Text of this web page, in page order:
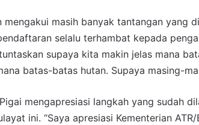
mengakui masih banyak tantangan yang
selalu terhambat kepada
supaya kita makin jelas mana
batas-batas hutan. Supaya masing-
mengapresiasi langkah yang sudah
ini. “Saya apresiasi Kementerian